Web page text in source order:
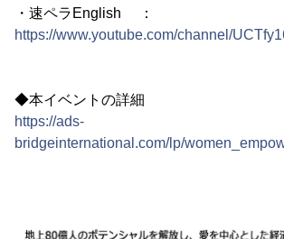
・速ペラEnglish ：
https://www.youtube.com/channel/
◆本イベントの詳細
https://ads-
bridgeinternational.com/lp/